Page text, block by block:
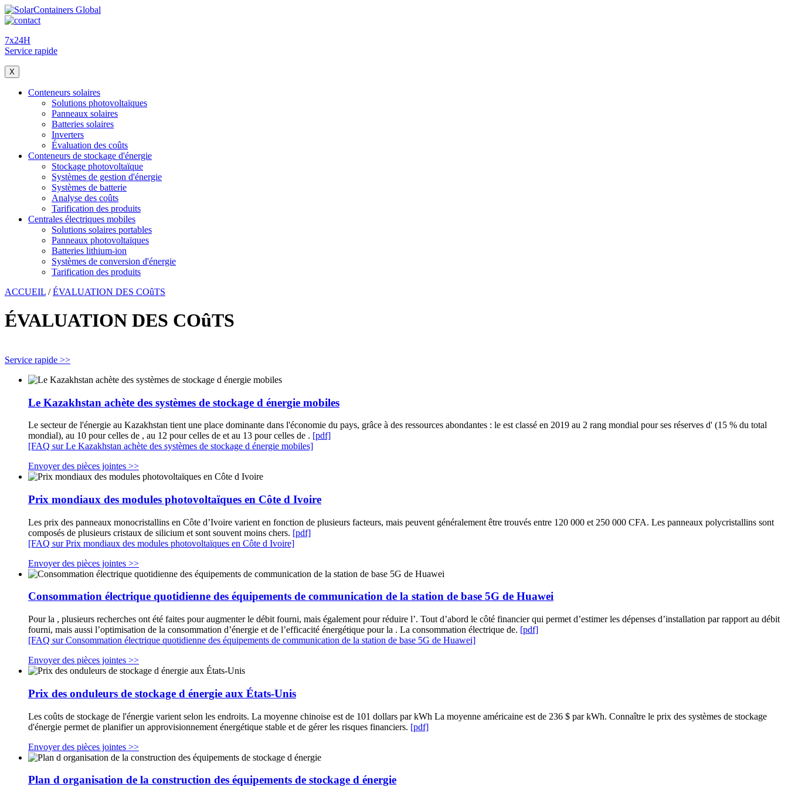
7x24H
Service rapide
X
Conteneurs solaires
Solutions photovoltaïques
Panneaux solaires
Batteries solaires
Inverters
Évaluation des coûts
Conteneurs de stockage d'énergie
Stockage photovoltaïque
Systèmes de gestion d'énergie
Systèmes de batterie
Analyse des coûts
Tarification des produits
Centrales électriques mobiles
Solutions solaires portables
Panneaux photovoltaïques
Batteries lithium-ion
Systèmes de conversion d'énergie
Tarification des produits
ACCUEIL /ÉVALUATION DES COûTS
ÉVALUATION DES COûTS
Service rapide >>
Le Kazakhstan achète des systèmes de stockage d énergie mobiles
Le secteur de l'énergie au Kazakhstan tient une place dominante dans l'économie du pays, grâce à des ressources abondantes : le est classé en 2019 au 2 rang mondial pour ses réserves d' (15 % du total
mondial), au 10 pour celles de , au 12 pour celles de et au 13 pour celles de . [pdf]
[FAQ sur Le Kazakhstan achète des systèmes de stockage d énergie mobiles]
Envoyer des pièces jointes >>
Prix ​​mondiaux des modules photovoltaïques en Côte d Ivoire
Les prix des panneaux monocristallins en Côte d’Ivoire varient en fonction de plusieurs facteurs, mais peuvent généralement être trouvés entre 120 000 et 250 000 CFA. Les panneaux polycristallins sont
composés de plusieurs cristaux de silicium et sont souvent moins chers. [pdf]
[FAQ sur Prix ​​mondiaux des modules photovoltaïques en Côte d Ivoire]
Envoyer des pièces jointes >>
Consommation électrique quotidienne des équipements de communication de la station de base 5G de Huawei
Pour la , plusieurs recherches ont été faites pour augmenter le débit fourni, mais également pour réduire l’. Tout d’abord le côté financier qui permet d’estimer les dépenses d’installation par rapport au débit
fourni, mais aussi l’optimisation de la consommation d’énergie et de l’efficacité énergétique pour la . La consommation électrique de. [pdf]
[FAQ sur Consommation électrique quotidienne des équipements de communication de la station de base 5G de Huawei]
Envoyer des pièces jointes >>
Prix des onduleurs de stockage d énergie aux États-Unis
Les coûts de stockage de l'énergie varient selon les endroits. La moyenne chinoise est de 101 dollars par kWh La moyenne américaine est de 236 $ par kWh. Connaître le prix des systèmes de stockage
d'énergie permet de planifier un approvisionnement énergétique stable et de gérer les risques financiers. [pdf]
Envoyer des pièces jointes >>
Plan d organisation de la construction des équipements de stockage d énergie